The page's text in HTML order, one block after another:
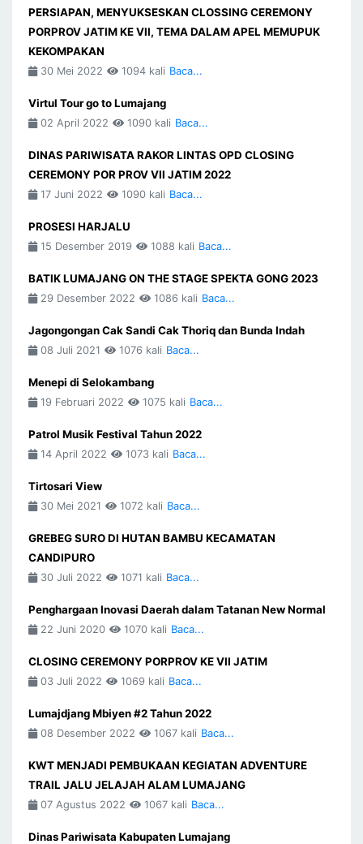
PERSIAPAN, MENYUKSESKAN CLOSSING CEREMONY
PORPROV JATIM KE VII, TEMA DALAM APEL MEMUPUK
KEKOMPAKAN
30 Mei 2022 1094 kali Baca...
Virtul Tour go to Lumajang
02 April 2022 1090 kali Baca...
DINAS PARIWISATA RAKOR LINTAS OPD CLOSING
CEREMONY POR PROV VII JATIM 2022
17 Juni 2022 1090 kali Baca...
PROSESI HARJALU
15 Desember 2019 1088 kali Baca...
BATIK LUMAJANG ON THE STAGE SPEKTA GONG 2023
29 Desember 2022 1086 kali Baca...
Jagongongan Cak Sandi Cak Thoriq dan Bunda Indah
08 Juli 2021 1076 kali Baca...
Menepi di Selokambang
19 Februari 2022 1075 kali Baca...
Patrol Musik Festival Tahun 2022
14 April 2022 1073 kali Baca...
Tirtosari View
30 Mei 2021 1072 kali Baca...
GREBEG SURO DI HUTAN BAMBU KECAMATAN
CANDIPURO
30 Juli 2022 1071 kali Baca...
Penghargaan Inovasi Daerah dalam Tatanan New Normal
22 Juni 2020 1070 kali Baca...
CLOSING CEREMONY PORPROV KE VII JATIM
03 Juli 2022 1069 kali Baca...
Lumajdjang Mbiyen #2 Tahun 2022
08 Desember 2022 1067 kali Baca...
KWT MENJADI PEMBUKAAN KEGIATAN ADVENTURE
TRAIL JALU JELAJAH ALAM LUMAJANG
07 Agustus 2022 1067 kali Baca...
Dinas Pariwisata Kabupaten Lumajang